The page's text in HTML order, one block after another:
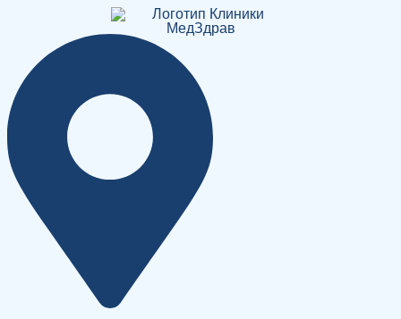
содержимому